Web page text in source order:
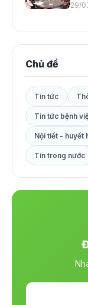
29/
Chủ đề
Tin tức
Tin tức bệnh
Nội tiết - huyết
Tin trong nước